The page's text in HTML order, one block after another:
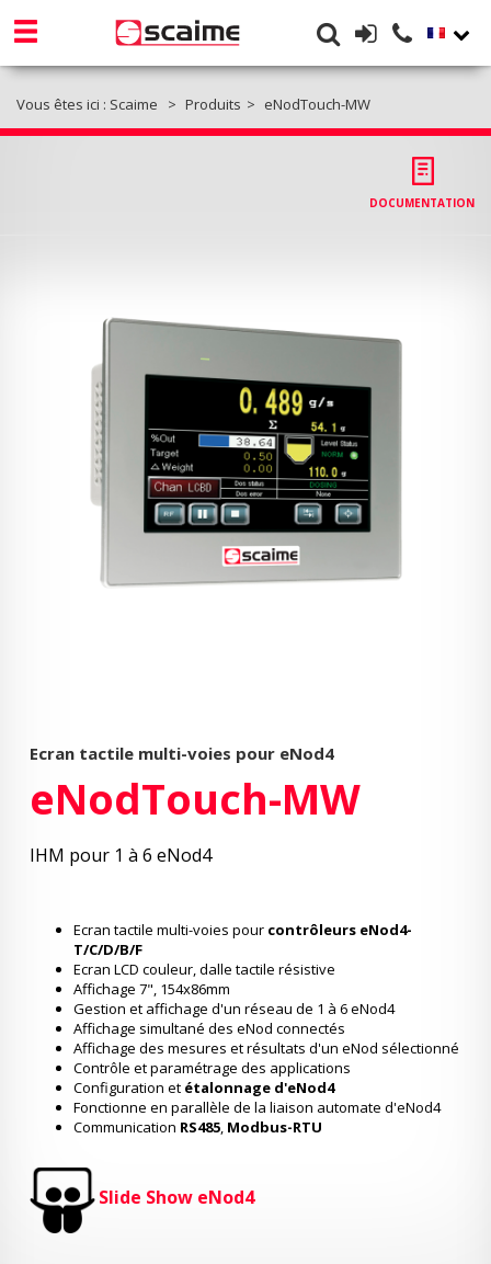
Vous êtes ici : Scaime Produits eNodTouch-MW
DOCUMENTATION
Ecran tactile multi-voies pour eNod4
eNodTouch-MW
IHM pour 1 à 6 eNod4
Ecran tactile multi-voies pour contrôleurs eNod4-
T/C/D/B/F
Ecran LCD couleur, dalle tactile résistive
Affichage 7", 154x86mm
Gestion et affichage d'un réseau de 1 à 6 eNod4
Affichage simultané des eNod connectés
Affichage des mesures et résultats d'un eNod sélectionné
Contrôle et paramétrage des applications
Configuration et étalonnage d'eNod4
Fonctionne en parallèle de la liaison automate d'eNod4
Communication RS485, Modbus-RTU
Slide Show eNod4